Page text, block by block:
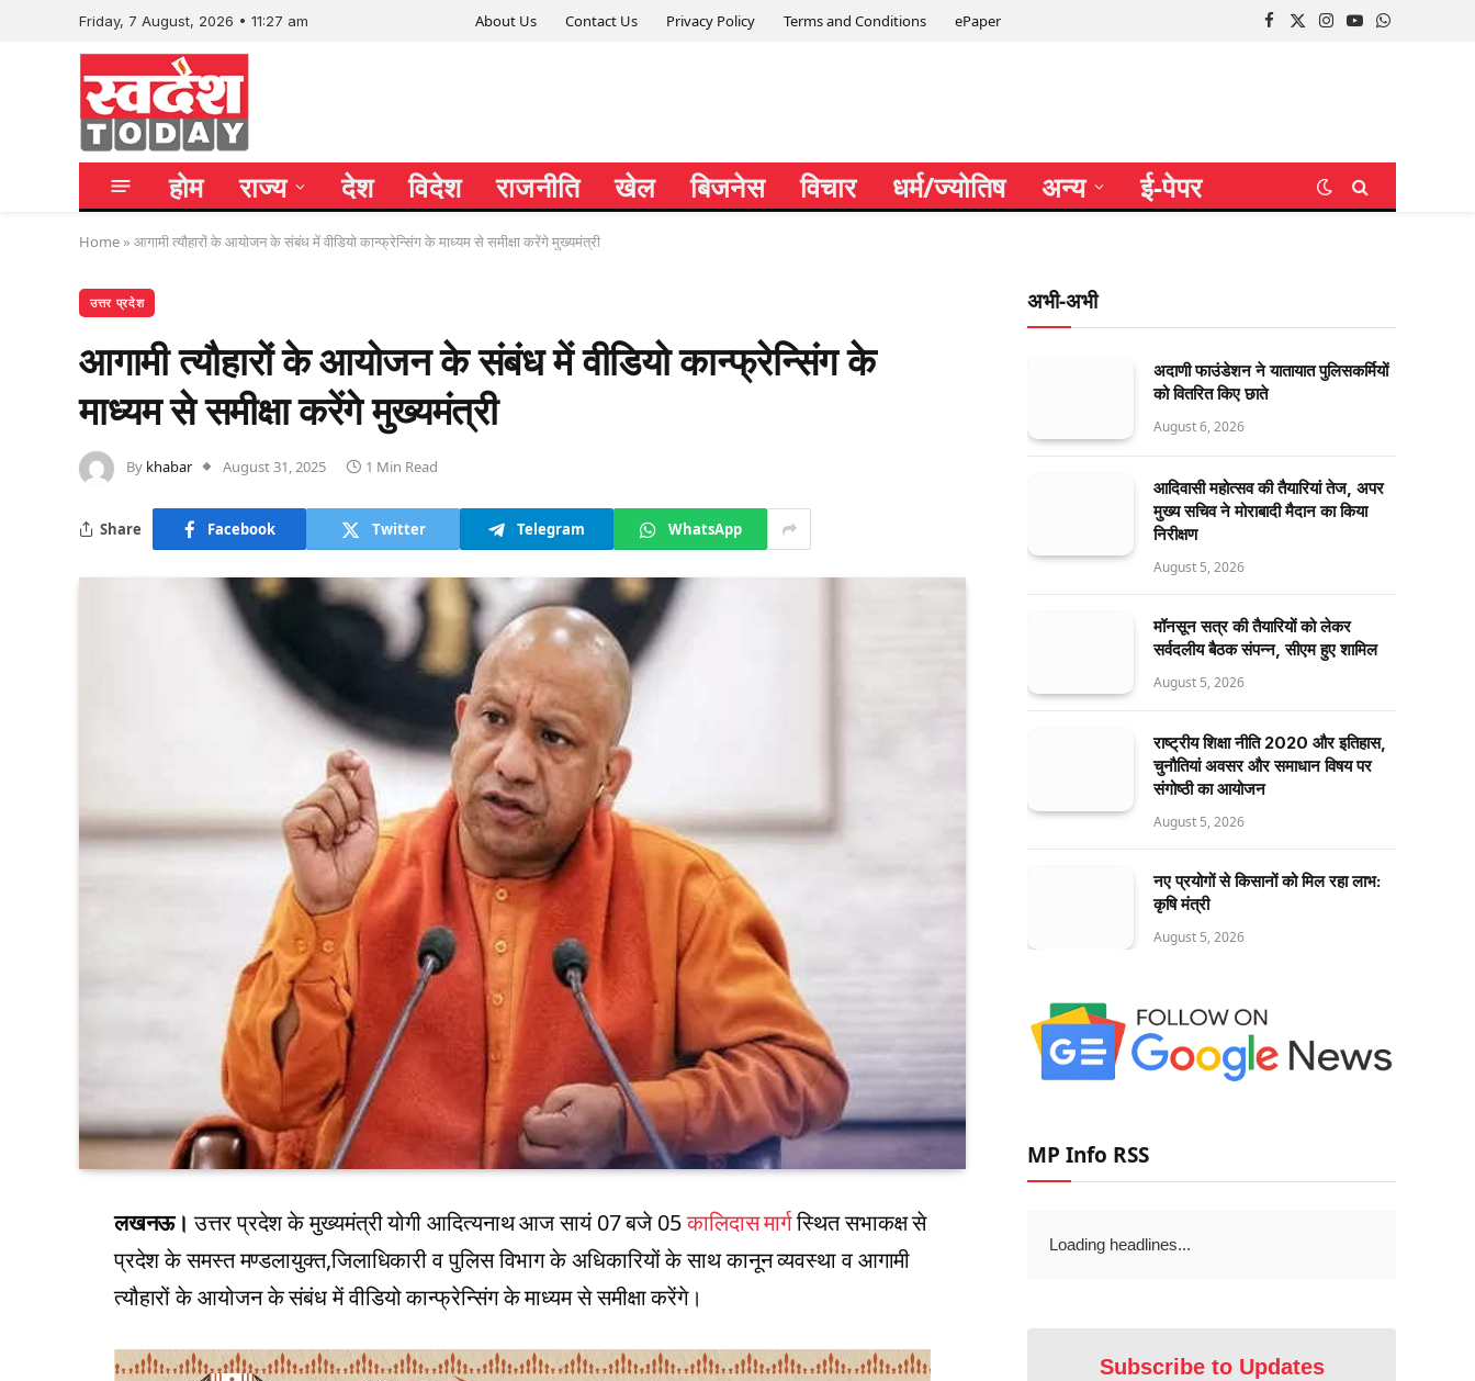
Friday, 7 August, 2026 • 11:27 am About Us Contact Us Privacy Policy Terms and Conditions ePaper
Facebook
X
Instagram
YouTubeWhatsApp
होम राज्य देश विदेश राजनीति खेल बिजनेस विचार धर्म/ज्योतिष अन्य ई-पेपर
Home » आगामी त्यौहारों के आयोजन के संबंध में वीडियो कान्फ्रेन्सिंग के माध्यम से समीक्षा करेंगे मुख्यमंत्री
उत्तर प्रदेश
आगामी त्यौहारों के आयोजन के संबंध में वीडियो कान्फ्रेन्सिंग के
माध्यम से समीक्षा करेंगे मुख्यमंत्री
By khabar August 31, 2025 1 Min Read
Share Facebook Twitter Telegram WhatsApp
लखनऊ। उत्तर प्रदेश के मुख्यमंत्री योगी आदित्यनाथ आज सायं 07 बजे 05कालिदास मार्गस्थित सभाकक्ष से
प्रदेश के समस्त मण्डलायुक्त,जिलाधिकारी व पुलिस विभाग के ​अधिकारियों के साथ कानून व्यवस्था व आगामी
त्यौहारों के आयोजन के संबंध में वीडियो कान्फ्रेन्सिंग के माध्यम से समीक्षा करेंगे।
अभी-अभी
अदाणी फाउंडेशन ने यातायात पुलिसकर्मियों
को वितरित किए छाते
August 6, 2026
आदिवासी महोत्सव की तैयारियां तेज, अपर
मुख्य सचिव ने मोराबादी मैदान का किया
निरीक्षण
August 5, 2026
मॉनसून सत्र की तैयारियों को लेकर
सर्वदलीय बैठक संपन्न, सीएम हुए शामिल
August 5, 2026
राष्ट्रीय शिक्षा नीति 2020 और इतिहास,
चुनौतियां अवसर और समाधान विषय पर
संगोष्ठी का आयोजन
August 5, 2026
नए प्रयोगों से किसानों को मिल रहा लाभ:
कृषि मंत्री
August 5, 2026
MP Info RSS
Loading headlines...
Subscribe to Updates